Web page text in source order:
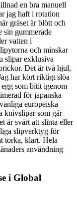
en bra manuell
jag haft i rotation
gräset är blött och
sin gummerade
vatten i
och minskar
slipar exklusiva
Det är två hjul,
har kört riktigt slöa
som bitit igenom
för japanska
europeiska
knivslipar som går
är svårt att slinta eller
slipverktyg för
torka, klart. Hela
användning
i Global